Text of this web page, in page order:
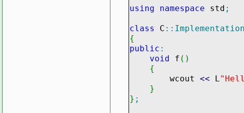
using namespace std ;
class C :: Implementation
{
public :
void f ( )
{
wcout << L
}
} ;